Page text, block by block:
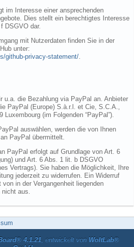
im Interesse einer ansprechenden
Dies stellt ein berechtigtes Interesse
DSGVO dar.
mit Nutzerdaten finden Sie in der
unter:
github-privacy-statement/
u.a. die Bezahlung via PayPal an. Anbieter
PayPal (Europe) S.à.r.l. et Cie, S.C.A.,
(im Folgenden “PayPal”).
auswählen, werden die von Ihnen
PayPal übermittelt.
PayPal erfolgt auf Grundlage von Art. 6
und Art. 6 Abs. 1 lit. b DSGVO
Vertrags). Sie haben die Möglichkeit, Ihre
jederzeit zu widerrufen. Ein Widerruf
in der Vergangenheit liegenden
aus.
4.1.21, entwickelt von WoltLab®